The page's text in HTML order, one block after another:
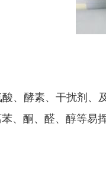
、酵素、干扰剂
、酮、醛、醇等易